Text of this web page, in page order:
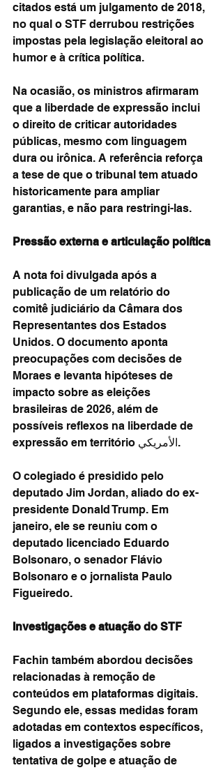
citados está um julgamento de 2018,
no qual o STF derrubou restrições
impostas pela legislação eleitoral ao
humor e à crítica política.
Na ocasião, os ministros afirmaram
que a liberdade de expressão inclui
o direito de criticar autoridades
públicas, mesmo com linguagem
dura ou irônica. A referência reforça
a tese de que o tribunal tem atuado
historicamente para ampliar
garantias, e não para restringi-las.
Pressão externa e articulação política
A nota foi divulgada após a
publicação de um relatório do
comitê judiciário da Câmara dos
Representantes dos Estados
Unidos. O documento aponta
preocupações com decisões de
Moraes e levanta hipóteses de
impacto sobre as eleições
brasileiras de 2026, além de
possíveis reflexos na liberdade de
expressão em território الأمريكي.
O colegiado é presidido pelo
deputado Jim Jordan, aliado do ex-
presidente Donald Trump. Em
janeiro, ele se reuniu com o
deputado licenciado Eduardo
Bolsonaro, o senador Flávio
Bolsonaro e o jornalista Paulo
Figueiredo.
Investigações e atuação do STF
Fachin também abordou decisões
relacionadas à remoção de
conteúdos em plataformas digitais.
Segundo ele, essas medidas foram
adotadas em contextos específicos,
ligados a investigações sobre
tentativa de golpe e atuação de